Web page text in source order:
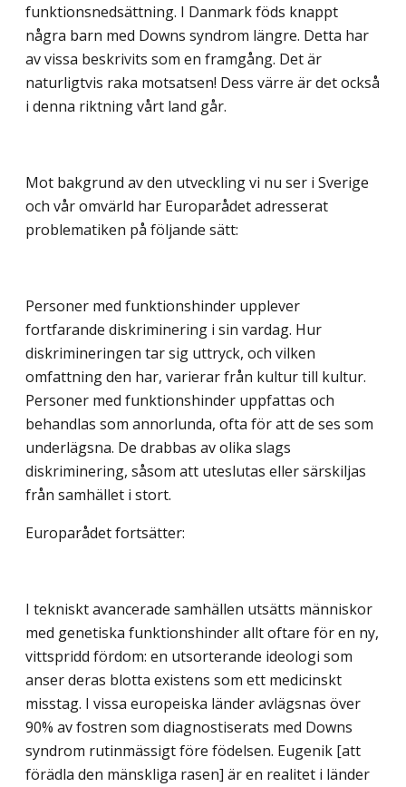
funktionsnedsättning. I Danmark föds knappt
några barn med Downs syndrom längre. Detta har
av vissa beskrivits som en framgång. Det är
naturligtvis raka motsatsen! Dess värre är det också
i denna riktning vårt land går.
Mot bakgrund av den utveckling vi nu ser i Sverige
och vår omvärld har Europarådet adresserat
problematiken på följande sätt:
Personer med funktionshinder upplever
fortfarande diskriminering i sin vardag. Hur
diskrimineringen tar sig uttryck, och vilken
omfattning den har, varierar från kultur till kultur.
Personer med funktionshinder uppfattas och
behandlas som annorlunda, ofta för att de ses som
underlägsna. De drabbas av olika slags
diskriminering, såsom att uteslutas eller särskiljas
från samhället i stort.
Europarådet fortsätter:
I tekniskt avancerade samhällen utsätts människor
med genetiska funktionshinder allt oftare för en ny,
vittspridd fördom: en utsorterande ideologi som
anser deras blotta existens som ett medicinskt
misstag. I vissa europeiska länder avlägsnas över
90% av fostren som diagnostiserats med Downs
syndrom rutinmässigt före födelsen. Eugenik [att
förädla den mänskliga rasen] är en realitet i länder